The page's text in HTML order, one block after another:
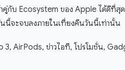
กับ Ecosystem ของ Apple ได้ดีที่สุ
นี้จะจบลงภายในเที่ยงคืนวันนี้เท่านั้น
3, AirPods, ข่าวไอที, โปรโมชั่น,